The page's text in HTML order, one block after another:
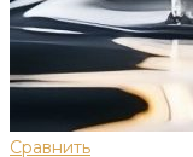
Сравнить